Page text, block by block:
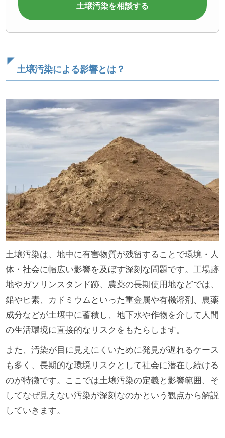
土壌汚染を相談する
土壌汚染による影響とは？
土壌汚染は、地中に有害物質が残留することで環境・人
体・社会に幅広い影響を及ぼす深刻な問題です。工場跡
地やガソリンスタンド跡、農薬の長期使用地などでは、
鉛やヒ素、カドミウムといった重金属や有機溶剤、農薬
成分などが土壌中に蓄積し、地下水や作物を介して人間
の生活環境に直接的なリスクをもたらします。
また、汚染が目に見えにくいために発見が遅れるケース
も多く、長期的な環境リスクとして社会に潜在し続ける
のが特徴です。ここでは土壌汚染の定義と影響範囲、そ
してなぜ見えない汚染が深刻なのかという観点から解説
していきます。